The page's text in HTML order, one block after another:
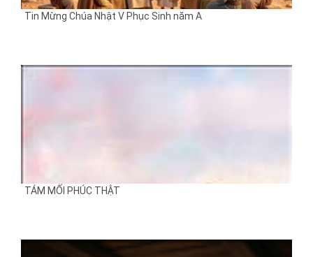
Tin Mừng Chúa Nhật V Phục Sinh năm A
TÁM MỐI PHÚC THẬT